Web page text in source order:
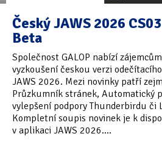
Český JAWS 2026
Beta
Společnost GALOP nabízí
vyzkoušení českou verzi
JAWS 2026. Mezi novinky patří
Průzkumník stránek, Automatický
vylepšení podpory Thunderbirdu či
Kompletní soupis novinek je k
v aplikaci JAWS 2026....